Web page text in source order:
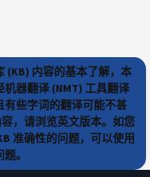
(KB) 内容的基本了解，本
器翻译 (NMT) 工具翻译
些字词的翻译可能不甚
，请浏览英文版本。如您
准确性的问题，可以使用
。